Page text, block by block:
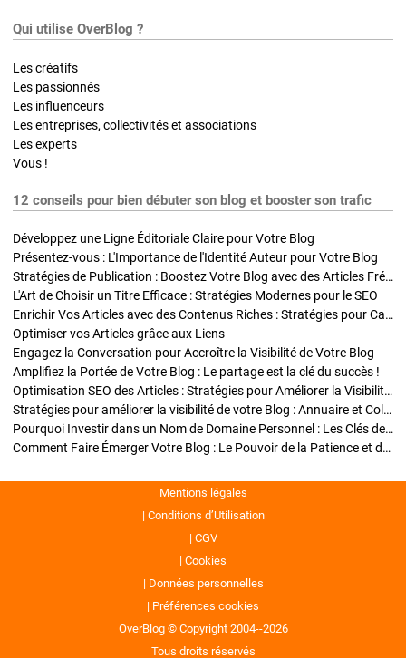
Qui utilise OverBlog ?
Les créatifs
Les passionnés
Les influenceurs
Les entreprises, collectivités et associations
Les experts
Vous !
12 conseils pour bien débuter son blog et booster son trafic
Développez une Ligne Éditoriale Claire pour Votre Blog
Présentez-vous : L'Importance de l'Identité Auteur pour Votre Blog
Stratégies de Publication : Boostez Votre Blog avec des Articles Fréquents et Exclusifs
L'Art de Choisir un Titre Efficace : Stratégies Modernes pour le SEO
Enrichir Vos Articles avec des Contenus Riches : Stratégies pour Captiver et Optimiser
Optimiser vos Articles grâce aux Liens
Engagez la Conversation pour Accroître la Visibilité de Votre Blog
Amplifiez la Portée de Votre Blog : Le partage est la clé du succès !
Optimisation SEO des Articles : Stratégies pour Améliorer la Visibilité de Votre Blog
Stratégies pour améliorer la visibilité de votre Blog : Annuaire et Collaborations
Pourquoi Investir dans un Nom de Domaine Personnel : Les Clés de la Réussite de Votre Blog
Comment Faire Émerger Votre Blog : Le Pouvoir de la Patience et de la Persévérance
Mentions légales
Conditions d’Utilisation
CGV
Cookies
Données personnelles
Préférences cookies
OverBlog © Copyright 2004--2026
Tous droits réservés